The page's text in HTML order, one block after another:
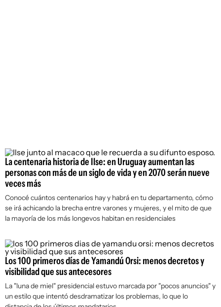
La centenaria historia de Ilse: en Uruguay aumentan las
personas con más de un siglo de vida y en 2070 serán nueve
veces más
Conocé cuántos centenarios hay y habrá en tu departamento, cómo
se irá achicando la brecha entre varones y mujeres, y el mito de que
la mayoría de los más longevos habitan en residenciales
Los 100 primeros días de Yamandú Orsi: menos decretos y
visibilidad que sus antecesores
La "luna de miel" presidencial estuvo marcada por "pocos anuncios" y
un estilo que intentó desdramatizar los problemas, lo que lo